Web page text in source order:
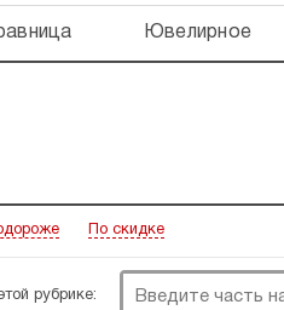
Ювелирное
По скидке
рубрике: